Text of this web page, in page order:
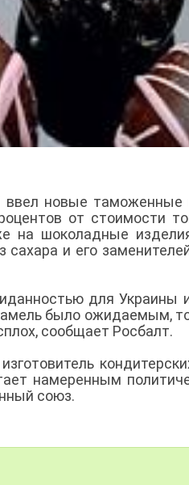
ввел новые
от стоимости
на шоколадные
и его
для Украины
было ожидаемым,
сообщает Росбалт.
намеренным
союз.